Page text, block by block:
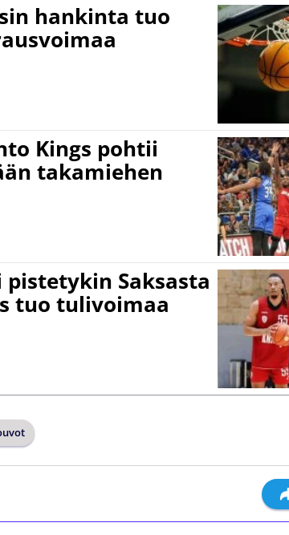
hankinta tuo
Kings pohtii
takamiehen
pistetykin Saksasta
tuo tulivoimaa